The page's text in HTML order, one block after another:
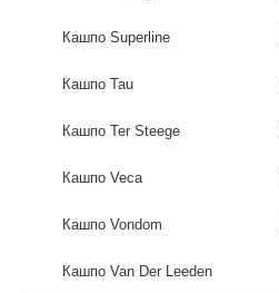
Кашпо Superline
Кашпо Tau
Кашпо Ter Steege
Кашпо Veca
Кашпо Vondom
Кашпо Van Der Leeden